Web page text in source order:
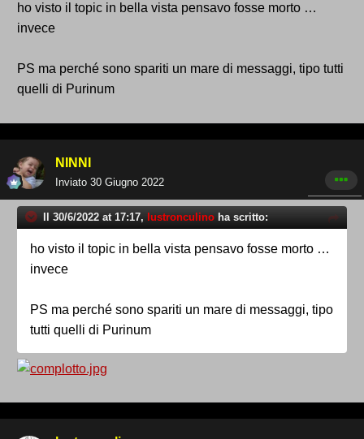
ho visto il topic in bella vista pensavo fosse morto …
invece
PS ma perché sono spariti un mare di messaggi, tipo tutti
quelli di Purinum
NINNI
Inviato 30 Giugno 2022
Il 30/6/2022 at 17:17, lustronculino ha scritto:
ho visto il topic in bella vista pensavo fosse morto …
invece
PS ma perché sono spariti un mare di messaggi, tipo
tutti quelli di Purinum